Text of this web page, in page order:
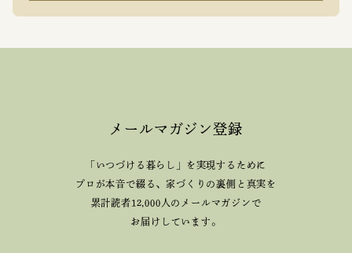
メールマガジン登録
「いつづける暮らし」を実現するために
プロが本音で綴る、家づくりの裏側と真実を
累計読者12,000人のメールマガジンで
お届けしています。